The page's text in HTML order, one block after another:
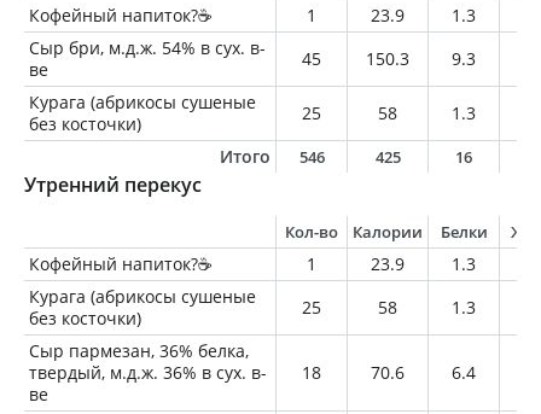
Кофейный напиток?☕️
1 23.9 1.3
Сыр бри, м.д.ж. 54% в сух. в-
ве
45 150.3 9.3
Курага (абрикосы сушеные
без косточки)
25 58 1.3
Итого
546 425 16
Утренний перекус
Кол-во Калории Белки
Кофейный напиток?☕️ 1 23.9 1.3
Курага (абрикосы сушеные
без косточки)
25 58 1.3
Сыр пармезан, 36% белка,
твердый, м.д.ж. 36% в сух. в-
ве
18 70.6 6.4